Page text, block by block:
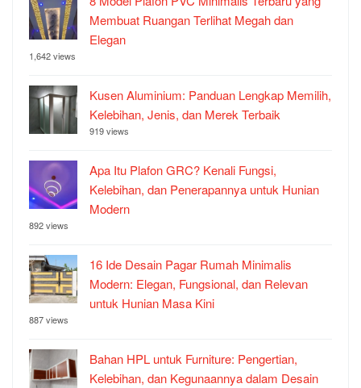
Membuat Ruangan Terlihat Megah dan
Elegan
1,642 views
Kusen Aluminium: Panduan Lengkap Memilih,
Kelebihan, Jenis, dan Merek Terbaik
919 views
Apa Itu Plafon GRC? Kenali Fungsi,
Kelebihan, dan Penerapannya untuk Hunian
Modern
892 views
16 Ide Desain Pagar Rumah Minimalis
Modern: Elegan, Fungsional, dan Relevan
untuk Hunian Masa Kini
887 views
Bahan HPL untuk Furniture: Pengertian,
Kelebihan, dan Kegunaannya dalam Desain